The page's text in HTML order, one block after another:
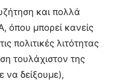
και πολλά
όπου μπορεί κανείς
πολιτικές λιτότητας
τουλάχιστον της
δείξουμε),